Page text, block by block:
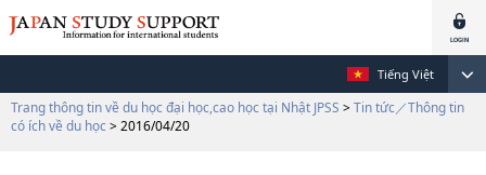
Tiếng Việt
Trang thông tin về du học đại học,cao học tại Nhật JPSS > Tin tức／Thông tin
có ích về du học > 2016/04/20